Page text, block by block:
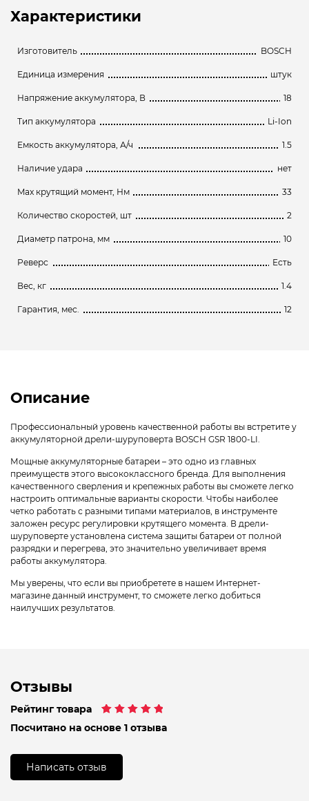
Характеристики
Изготовитель BOSCH
Единица измерения штук
Напряжение аккумулятора, В 18
Тип аккумулятора Li-Ion
Емкость аккумулятора, А/ч 1.5
Наличие удара нет
Max крутящий момент, Нм 33
Количество скоростей, шт 2
Диаметр патрона, мм 10
Реверс Есть
Вес, кг 1.4
Гарантия, мес. 12
Описание
Профессиональный уровень качественной работы вы встретите у
аккумуляторной дрели-шуруповерта BOSCH GSR 1800-LI.
Мощные аккумуляторные батареи – это одно из главных
преимуществ этого высококлассного бренда. Для выполнения
качественного сверления и крепежных работы вы сможете легко
настроить оптимальные варианты скорости. Чтобы наиболее
четко работать с разными типами материалов, в инструменте
заложен ресурс регулировки крутящего момента. В дрели-
шуруповерте установлена система защиты батареи от полной
разрядки и перегрева, это значительно увеличивает время
работы аккумулятора.
Мы уверены, что если вы приобретете в нашем Интернет-
магазине данный инструмент, то сможете легко добиться
наилучших результатов.
Отзывы
Рейтинг товара
Рейтинг 5.00
из 5 на основе
Посчитано на основе 1 отзыва
Написать отзыв